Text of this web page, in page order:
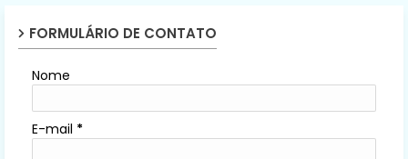
FORMULÁRIO DE CONTATO
Nome
E-mail *